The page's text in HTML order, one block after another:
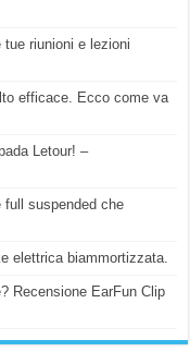
riunioni e lezioni
efficace. Ecco come va
Letour! –
full suspended che
elettrica biammortizzata.
Recensione EarFun Clip